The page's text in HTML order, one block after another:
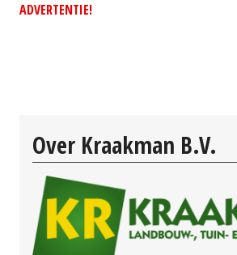
ADVERTENTIE!
Over Kraakman B.V.